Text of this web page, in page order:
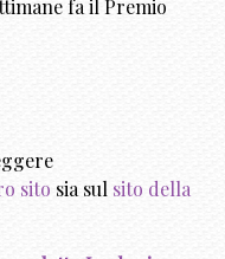
fa il Premio
sito sia sul sito della